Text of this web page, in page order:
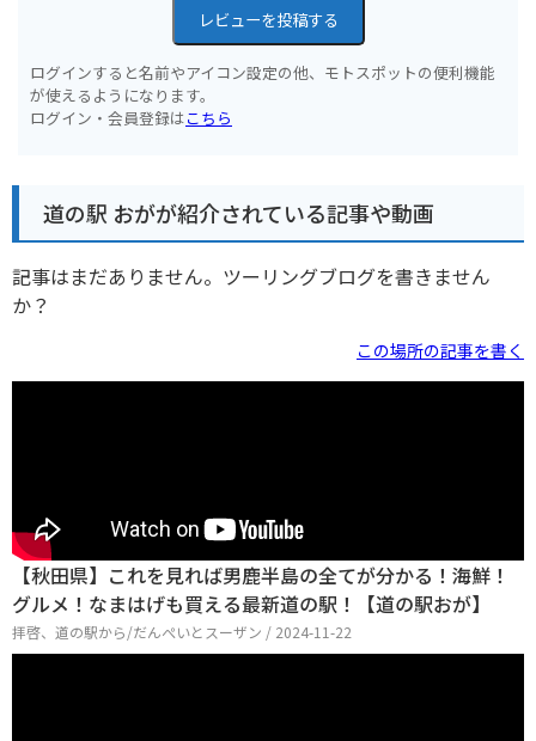
レビューを投稿する
ログインすると名前やアイコン設定の他、モトスポットの便利機能
が使えるようになります。
ログイン・会員登録はこちら
道の駅 おがが紹介されている記事や動画
記事はまだありません。ツーリングブログを書きません
か？
この場所の記事を書く
【秋田県】これを見れば男鹿半島の全てが分かる！海鮮！
グルメ！なまはげも買える最新道の駅！【道の駅おが】
拝啓、道の駅から/だんぺいとスーザン / 2024-11-22